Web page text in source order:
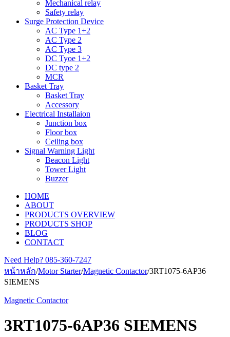
Mechanical relay
Safety relay
Surge Protection Device
AC Type 1+2
AC Type 2
AC Type 3
DC Tyoe 1+2
DC type 2
MCR
Basket Tray
Basket Tray
Accessory
Electrical Installaion
Junction box
Floor box
Ceiling box
Signal Warning Light
Beacon Light
Tower Light
Buzzer
HOME
ABOUT
PRODUCTS OVERVIEW
PRODUCTS SHOP
BLOG
CONTACT
Need Help? 085-360-7247
หน้าหลัก/Motor Starter/Magnetic Contactor/3RT1075-6AP36
SIEMENS
Magnetic Contactor
3RT1075-6AP36 SIEMENS